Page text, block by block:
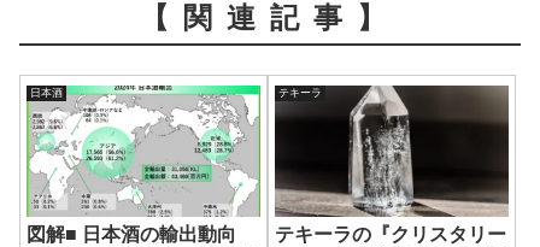
【関連記事】
日本酒
図解■ 日本酒の輸出動向
テキーラ
テキーラの『クリスタリー